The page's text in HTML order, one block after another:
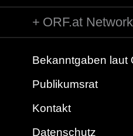
ORF.at Network
Bekanntgaben laut
Publikumsrat
Kontakt
Datenschutz